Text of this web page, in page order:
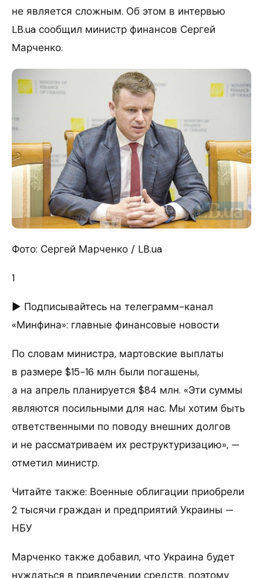
не является сложным. Об этом в интервью
LB.ua сообщил министр финансов Сергей
Марченко.
Фото: Сергей Марченко / LB.ua
1
► Подписывайтесь на телеграмм-канал
«Минфина»: главные финансовые новости
По словам министра, мартовские выплаты
в размере $15−16 млн были погашены,
а на апрель планируется $84 млн. «Эти суммы
являются посильными для нас. Мы хотим быть
ответственными по поводу внешних долгов
и не рассматриваем их реструктуризацию», —
отметил министр.
Читайте также: Военные облигации приобрели
2 тысячи граждан и предприятий Украины —
НБУ
Марченко также добавил, что Украина будет
нуждаться в привлечении средств, поэтому